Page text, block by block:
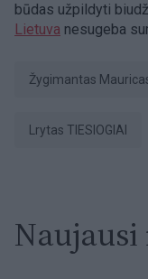
būdas užpildyti
Lietuva nesugeba
Žygimantas
Lrytas TIESIOGIAI